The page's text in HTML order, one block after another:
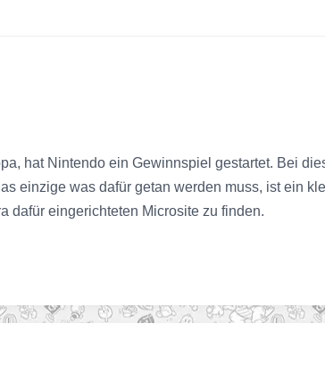
hat Nintendo ein Gewinnspiel gestartet. Bei
einzige was dafür getan werden muss, ist ein
dafür eingerichteten Microsite zu finden.